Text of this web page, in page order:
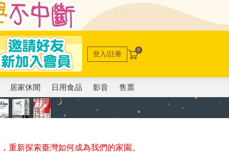
登入/註冊 0
居家休閒 日用食品 影音 售票
重新探索臺灣如何成為我們的家園。